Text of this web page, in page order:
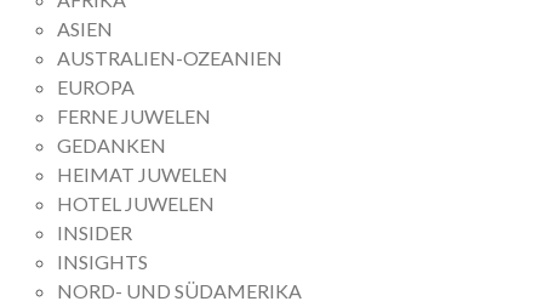
ASIEN
AUSTRALIEN-OZEANIEN
EUROPA
FERNE JUWELEN
GEDANKEN
HEIMAT JUWELEN
HOTEL JUWELEN
INSIDER
INSIGHTS
NORD- UND SÜDAMERIKA